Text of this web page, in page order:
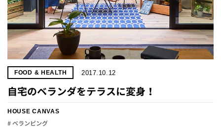
FOOD & HEALTH 2017.10.12
自宅のベランダをテラスに変身！
HOUSE CANVAS
# ベランピング